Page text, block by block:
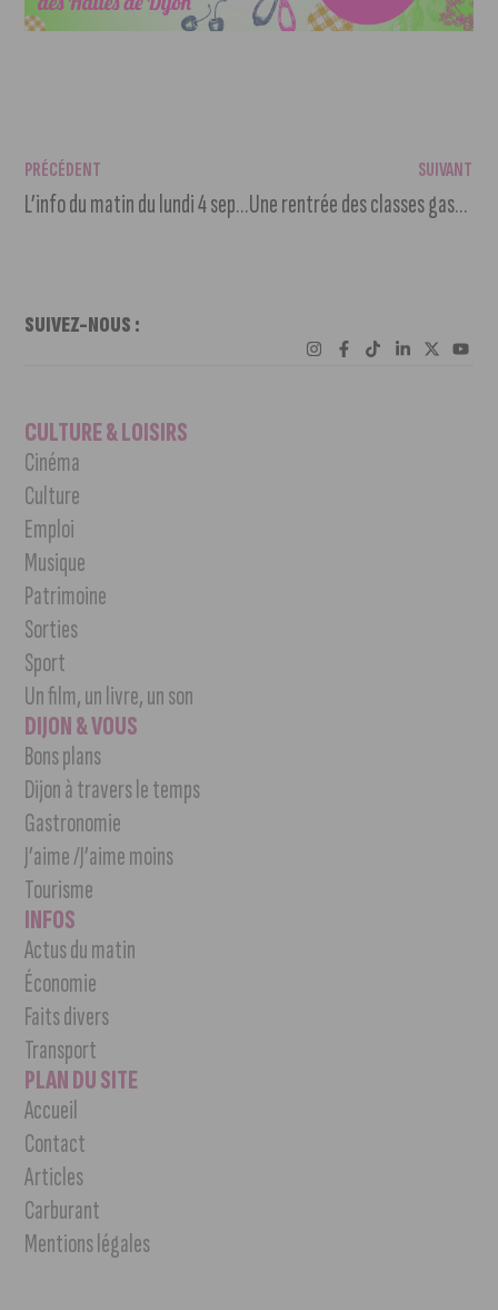
PRÉCÉDENT
L’info du matin du lundi 4 septembre 2023
SUIVANT
Une rentrée des classes gastronomique à la Cité
SUIVEZ-NOUS :
CULTURE & LOISIRS
Cinéma
Culture
Emploi
Musique
Patrimoine
Sorties
Sport
Un film, un livre, un son
DIJON & VOUS
Bons plans
Dijon à travers le temps
Gastronomie
J’aime /J’aime moins
Tourisme
INFOS
Actus du matin
Économie
Faits divers
Transport
PLAN DU SITE
Accueil
Contact
Articles
Carburant
Mentions légales